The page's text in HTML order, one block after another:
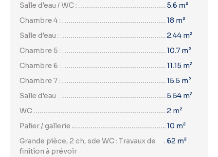
Salle d'eau / WC : .
5.6 m²
Chambre 4 : .
18 m²
Salle d'eau : .
2.44 m²
Chambre 5 : .
10.7 m²
Chambre 6 : .
11.15 m²
Chambre 7 : .
15.5 m²
Salle d'eau : .
5.54 m²
WC
2 m²
Palier / gallerie
10 m²
Grande pièce, 2 ch, sde WC : Travaux de
finition à prévoir
62 m²